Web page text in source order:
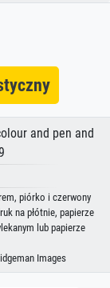
and pen and
piórko i czerwony
na płótnie, papierze
lub papierze
Images